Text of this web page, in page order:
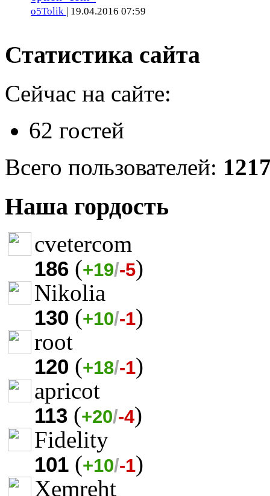
o5Tolik | 19.04.2016 07:59
Статистика сайта
Сейчас на сайте:
62 гостей
Всего пользователей:
Наша гордость
cvetercom
186 (+19/-5)
Nikolia
130 (+10/-1)
root
120 (+18/-1)
apricot
113 (+20/-4)
Fidelity
101 (+10/-1)
Xemreht